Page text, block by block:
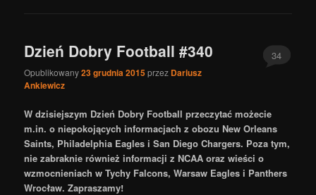
Dzień Dobry Football #340
Opublikowany23 grudnia 2015przez Dariusz
Ankiewicz
34
W dzisiejszym Dzień Dobry Football przeczytać możecie
m.in. o niepokojących informacjach z obozu New Orleans
Saints, Philadelphia Eagles i San Diego Chargers. Poza tym,
nie zabraknie również informacji z NCAA oraz wieści o
wzmocnieniach w Tychy Falcons, Warsaw Eagles i Panthers
Wrocław. Zapraszamy!